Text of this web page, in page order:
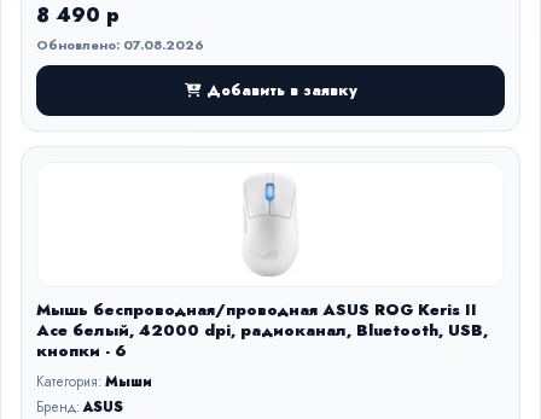
8 490 р
Обновлено: 07.08.2026
Добавить в заявку
Мышь беспроводная/проводная ASUS ROG Keris II
Ace белый, 42000 dpi, радиоканал, Bluetooth, USB,
кнопки - 6
Категория:Мыши
Бренд:ASUS